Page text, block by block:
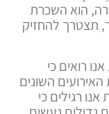
הוא השכרת
תצטרך להחזיק
רואים כי
השונים
רגילים כי